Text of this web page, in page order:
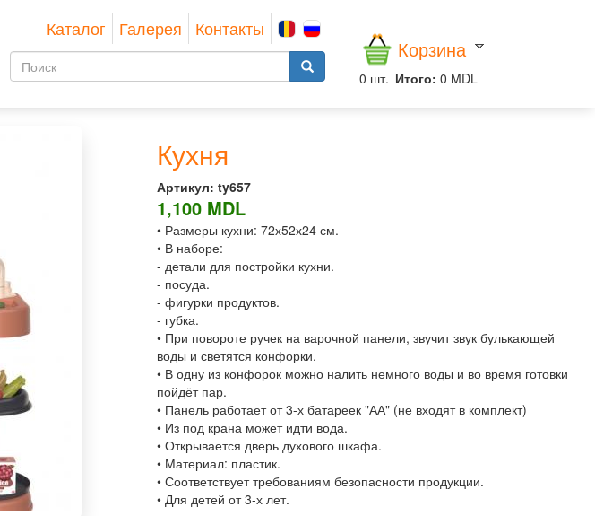
Каталог Галерея Контакты
Форма Корзина
0 шт. Итого: 0 MDL
Кухня
Артикул: ty657
1,100 MDL
• Размеры кухни: 72х52х24 см.
• В наборе:
- детали для постройки кухни.
- посуда.
- фигурки продуктов.
- губка.
• При повороте ручек на варочной панели, звучит звук булькающей
воды и светятся конфорки.
• В одну из конфорок можно налить немного воды и во время готовки
пойдёт пар.
• Панель работает от 3-х батареек "АА" (не входят в комплект)
• Из под крана может идти вода.
• Открывается дверь духового шкафа.
• Материал: пластик.
• Соответствует требованиям безопасности продукции.
• Для детей от 3-х лет.